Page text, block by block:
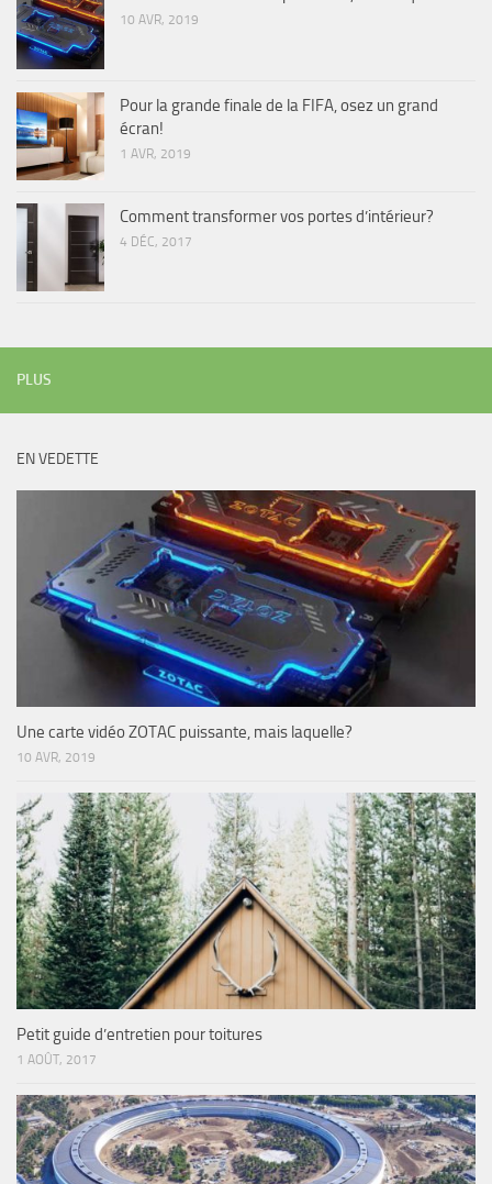
10 AVR, 2019
Pour la grande finale de la FIFA, osez un grand
écran!
1 AVR, 2019
Comment transformer vos portes d’intérieur?
4 DÉC, 2017
PLUS
EN VEDETTE
Une carte vidéo ZOTAC puissante, mais laquelle?
10 AVR, 2019
Petit guide d’entretien pour toitures
1 AOÛT, 2017